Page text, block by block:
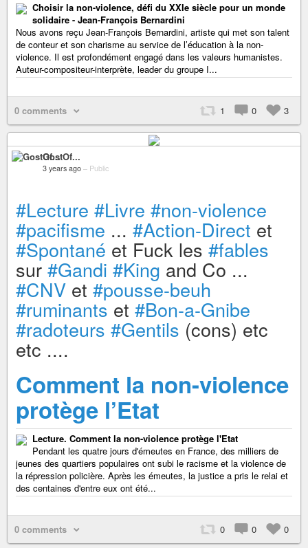
Choisir la non-violence, défi du XXIe siècle pour un monde
solidaire - Jean-François Bernardini
Nous avons reçu Jean-François Bernardini, artiste qui met son talent
de conteur et son charisme au service de l’éducation à la non-
violence. Il est profondément engagé dans les valeurs humanistes.
Auteur-compositeur-interprète, leader du groupe I...
0 comments 1 0 3
GostOf...
3 years ago – Public
#Lecture #Livre #non-violence
#pacifisme ... #Action-Direct et
#Spontané et Fuck les #fables
sur #Gandi #King and Co ...
#CNV et #pousse-beuh
#ruminants et #Bon-a-Gnibe
#radoteurs #Gentils (cons) etc
etc ....
Comment la non-violence
protège l’Etat
Lecture. Comment la non-violence protège l'Etat
Pendant les quatre jours d'émeutes en France, des milliers de
jeunes des quartiers populaires ont subi le racisme et la violence de
la répression policière. Après les émeutes, la justice a pris le relai et
des centaines d'entre eux ont été...
0 comments 0 0 0